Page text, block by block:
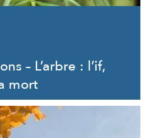
– L’arbre : l’if,
mort